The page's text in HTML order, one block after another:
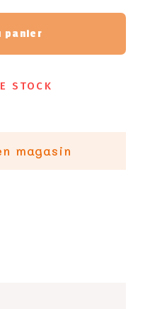
panier
STOCK
magasin